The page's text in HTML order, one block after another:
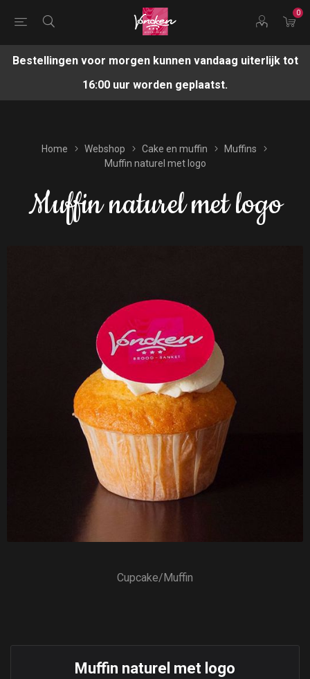
0
Bestellingen voor morgen kunnen vandaag uiterlijk tot
16:00 uur worden geplaatst.
Home Webshop Cake en muffin
Muffins
Muffin naturel met logo
Muffin naturel met logo
Cupcake/Muffin
Muffin naturel met logo